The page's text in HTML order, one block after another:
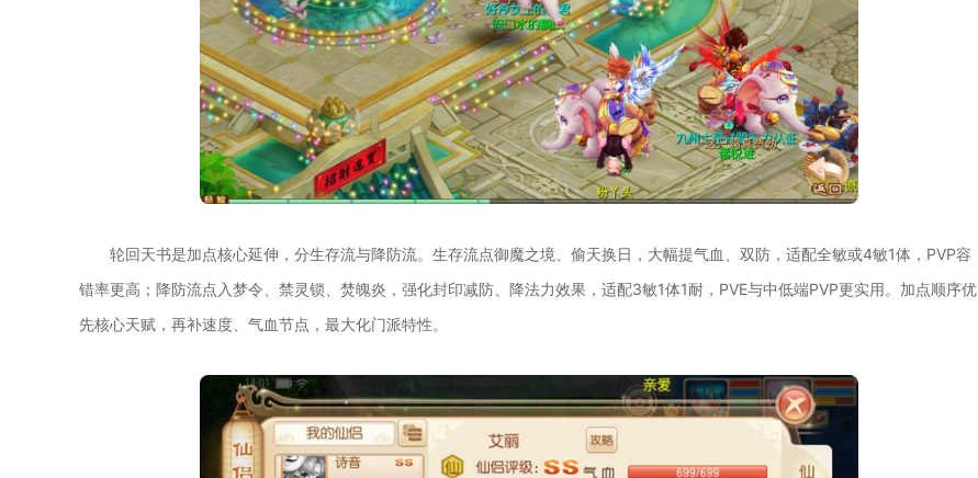
轮回天书是加点核心延伸，分生存流与降防流。生存流点御魔之境、偷天换日，大幅提气血、双防，适配全敏或4敏1体，PVP容
错率更高；降防流点入梦令、禁灵锁、焚魄炎，强化封印减防、降法力效果，适配3敏1体1耐，PVE与中低端PVP更实用。加点顺序优
先核心天赋，再补速度、气血节点，最大化门派特性。